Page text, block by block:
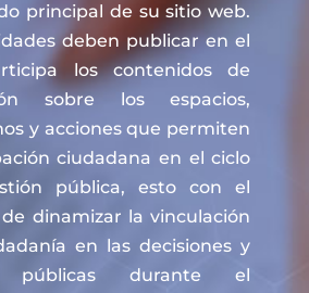
principal de su sitio web.
deben publicar en el
los contenidos de
sobre los espacios,
y acciones que permiten
ciudadana en el ciclo
pública, esto con el
dinamizar la vinculación
en las decisiones y
públicas durante el